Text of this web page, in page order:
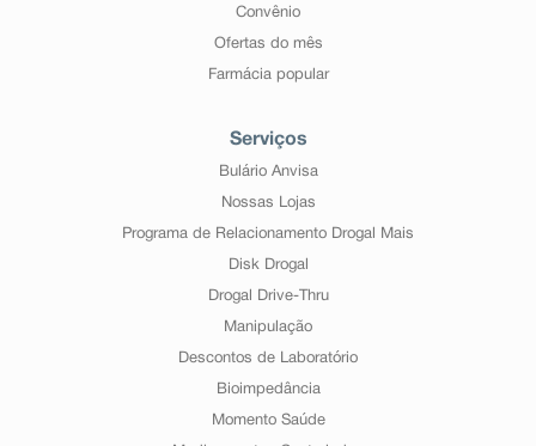
Convênio
Ofertas do mês
Farmácia popular
Serviços
Bulário Anvisa
Nossas Lojas
Programa de Relacionamento Drogal Mais
Disk Drogal
Drogal Drive-Thru
Manipulação
Descontos de Laboratório
Bioimpedância
Momento Saúde